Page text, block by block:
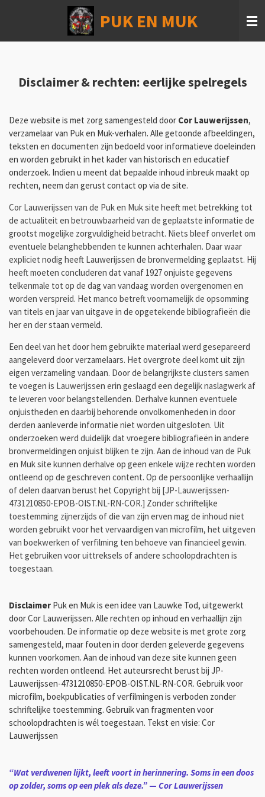
PUK EN MUK
Disclaimer & rechten: eerlijke spelregels
Deze website is met zorg samengesteld door Cor Lauwerijssen,
verzamelaar van Puk en Muk-verhalen. Alle getoonde afbeeldingen,
teksten en documenten zijn bedoeld voor informatieve doeleinden
en worden gebruikt in het kader van historisch en educatief
onderzoek. Indien u meent dat bepaalde inhoud inbreuk maakt op
rechten, neem dan gerust contact op via de site.
Cor Lauwerijssen van de Puk en Muk site heeft met betrekking tot
de actualiteit en betrouwbaarheid van de geplaatste informatie de
grootst mogelijke zorgvuldigheid betracht. Niets bleef onverlet om
eventuele belanghebbenden te kunnen achterhalen. Daar waar
expliciet nodig heeft Lauwerijssen de bronvermelding geplaatst. Hij
heeft moeten concluderen dat vanaf 1927 onjuiste gegevens
telkenmale tot op de dag van vandaag worden overgenomen en
worden verspreid. Het manco betreft voornamelijk de opsomming
van titels en jaar van uitgave in de opgetekende bibliografieën die
her en der staan vermeld.
Een deel van het door hem gebruikte materiaal werd gesepareerd
aangeleverd door verzamelaars. Het overgrote deel komt uit zijn
eigen verzameling vandaan. Door de belangrijkste clusters samen
te voegen is Lauwerijssen erin geslaagd een degelijk naslagwerk af
te leveren voor belangstellenden. Derhalve kunnen eventuele
onjuistheden en daarbij behorende onvolkomenheden in door
derden aanleverde informatie niet worden uitgesloten. Uit
onderzoeken werd duidelijk dat vroegere bibliografieën in andere
bronvermeldingen onjuist blijken te zijn. Aan de inhoud van de Puk
en Muk site kunnen derhalve op geen enkele wijze rechten worden
ontleend op de geschreven content. Op de persoonlijke verhaallijn
of delen daarvan berust het Copyright bij [JP-Lauwerijssen-
4731210850-EPOB-OIST.NL-RN-COR.] Zonder schriftelijke
toestemming zijnerzijds of die van zijn erven mag de inhoud niet
worden gebruikt voor het vervaardigen van microfilm, het uitgeven
van boekwerken of verfilming ten behoeve van financieel gewin.
Het gebruiken voor uittreksels of andere schoolopdrachten is
toegestaan.
Disclaimer Puk en Muk is een idee van Lauwke Tod, uitgewerkt
door Cor Lauwerijssen. Alle rechten op inhoud en verhaallijn zijn
voorbehouden. De informatie op deze website is met grote zorg
samengesteld, maar fouten in door derden geleverde gegevens
kunnen voorkomen. Aan de inhoud van deze site kunnen geen
rechten worden ontleend. Het auteursrecht berust bij JP-
Lauwerijssen-4731210850-EPOB-OIST.NL-RN-COR. Gebruik voor
microfilm, boekpublicaties of verfilmingen is verboden zonder
schriftelijke toestemming. Gebruik van fragmenten voor
schoolopdrachten is wél toegestaan. Tekst en visie: Cor
Lauwerijssen
“Wat verdwenen lijkt, leeft voort in herinnering. Soms in een doos
op zolder, soms op een plek als deze.” — Cor Lauwerijssen